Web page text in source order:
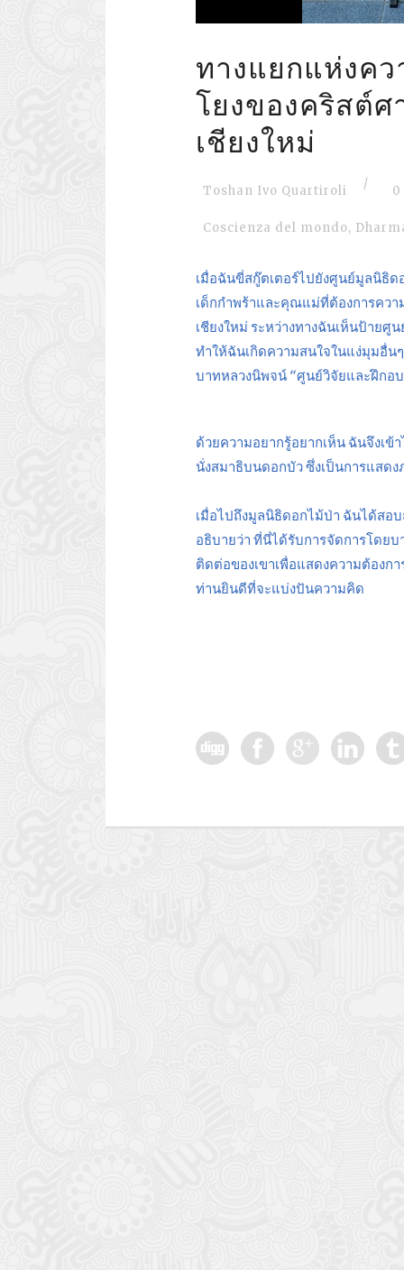
ทางแยกแห่งคว
โยงของคริสต์
เชียงใหม่
Toshan Ivo Quartiroli / 0
Coscienza del mondo,
เมื่อฉันขี่สกู๊ตเตอร์ไปยังศูนย์มูลนิธิ
เด็กกำพร้าและคุณแม่ที่ต้องการคว
เชียงใหม่ ระหว่างทางฉันเห็นป้าย
ทำให้ฉันเกิดความสนใจในแง่มุมอื่
บาทหลวงนิพจน์ “ศูนย์วิจัยและฝึกอ
ด้วยความอยากรู้อยากเห็น ฉันจึงเ
นั่งสมาธิบนดอกบัว ซึ่งเป็นการแสด
เมื่อไปถึงมูลนิธิดอกไม้ป่า ฉันได้สอ
อธิบายว่า ที่นี่ได้รับการจัดการโด
ติดต่อของเขาเพื่อแสดงความต้องก
ท่านยินดีที่จะแบ่งปันความคิด